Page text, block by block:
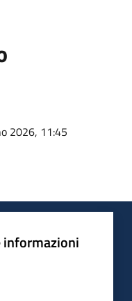
2026, 11:45
informazioni